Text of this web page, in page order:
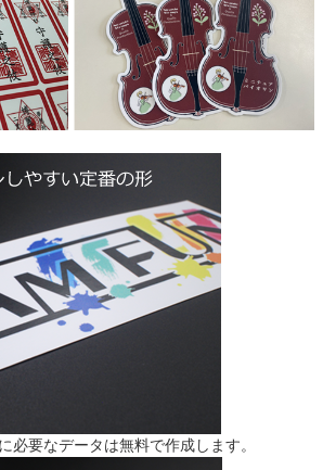
必要なデータは無料で作成します。